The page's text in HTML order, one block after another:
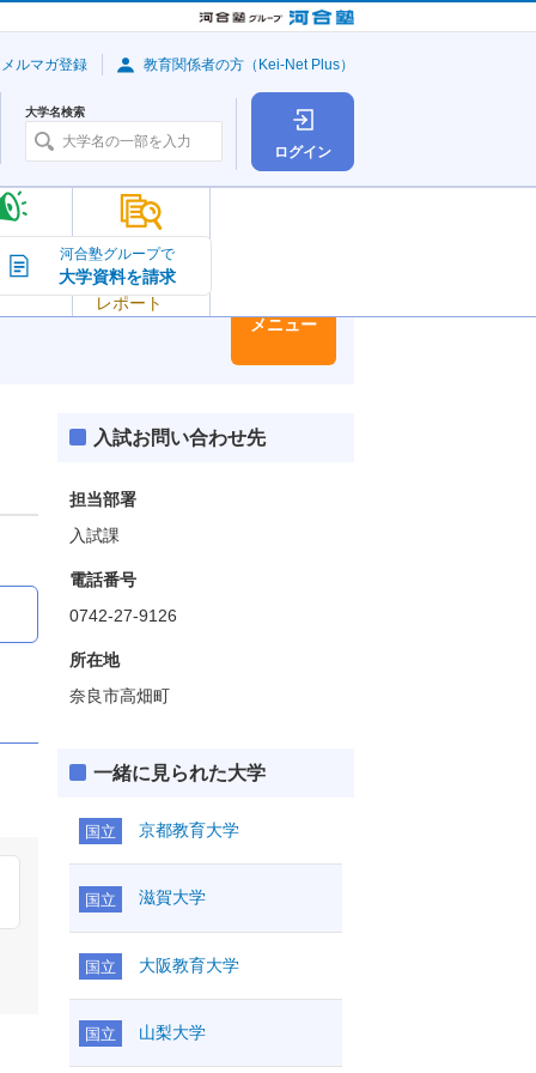
ログイン
学
大学の今
トピック＆
レポート
大学名検索
ルマガ登録 教育関係者の方（Kei-Net Plus）
河合塾グループで
大学資料を請求
メニュー
入試お問い合わせ先
担当部署
入試課
電話番号
0742-27-9126
所在地
奈良市高畑町
一緒に見られた大学
国立 京都教育大学
国立 滋賀大学
国立 大阪教育大学
国立 山梨大学